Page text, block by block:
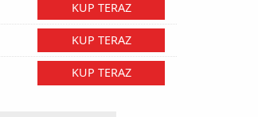
KUP TERAZ
KUP TERAZ
KUP TERAZ